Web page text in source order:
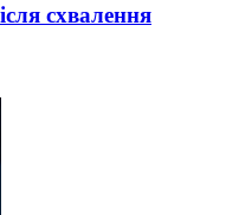
схвалення